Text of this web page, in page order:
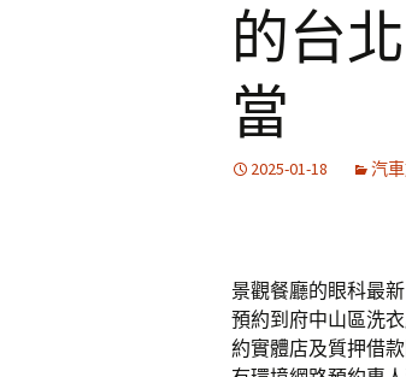
的台
當
2025-01-18 汽
景觀餐廳的眼科最
預約到府中山區洗
約實體店及質押借